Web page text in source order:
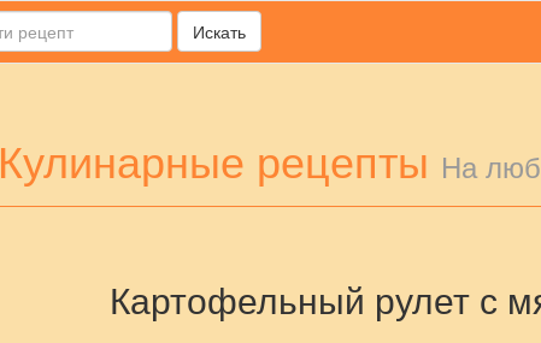
Искать
Кулинарные рецепты На
Картофельный рулет с